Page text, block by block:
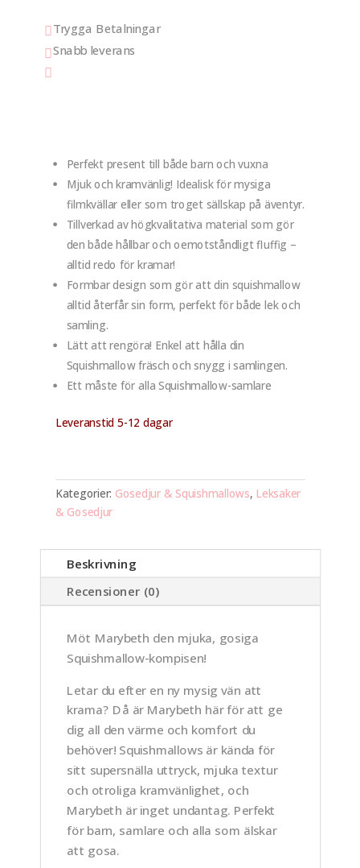
Trygga Betalningar
Snabb leverans

Perfekt present till både barn och vuxna
Mjuk och kramvänlig! Idealisk för mysiga
filmkvällar eller som troget sällskap på äventyr.
Tillverkad av högkvalitativa material som gör
den både hållbar och oemotståndligt fluffig –
alltid redo för kramar!
Formbar design som gör att din squishmallow
alltid återfår sin form, perfekt för både lek och
samling.
Lätt att rengöra! Enkel att hålla din
Squishmallow fräsch och snygg i samlingen.
Ett måste för alla Squishmallow-samlare
Leveranstid 5-12 dagar
Kategorier: Gosedjur & Squishmallows, Leksaker
& Gosedjur
Beskrivning
Recensioner (0)
Möt Marybeth den mjuka, gosiga
Squishmallow-kompisen!
Letar du efter en ny mysig vän att
krama? Då är Marybeth här för att ge
dig all den värme och komfort du
behöver! Squishmallows är kända för
sitt supersnälla uttryck, mjuka textur
och otroliga kramvänlighet, och
Marybeth är inget undantag. Perfekt
för barn, samlare och alla som älskar
att gosa.